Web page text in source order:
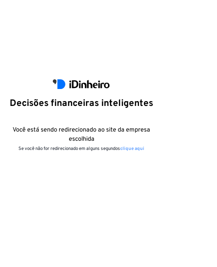
Decisões financeiras inteligentes
Você está sendo redirecionado ao site da empresa
escolhida
Se você não for redirecionado em alguns segundosclique aqui